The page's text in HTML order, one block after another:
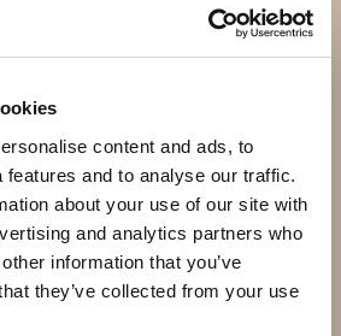
content and ads, to
features and to analyse our traffic.
about your use of our site with
and analytics partners who
information that you’ve
they’ve collected from your use
adressen
köpt